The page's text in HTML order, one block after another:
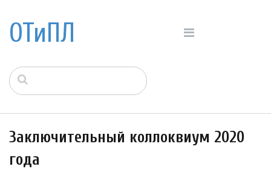
ОТиПЛ
Заключительный коллоквиум 2020
года